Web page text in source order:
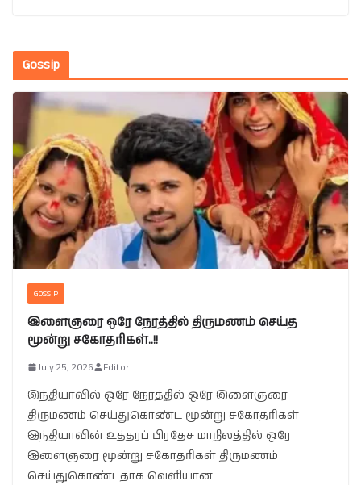
Gossip
GOSSIP
இளைஞரை ஒரே நேரத்தில் திருமணம் செய்த
மூன்று சகோதரிகள்..!!
July 25, 2026 Editor
இந்தியாவில் ஒரே நேரத்தில் ஒரே இளைஞரை
திருமணம் செய்துகொண்ட மூன்று சகோதரிகள்
இந்தியாவின் உத்தரப் பிரதேச மாநிலத்தில் ஒரே
இளைஞரை மூன்று சகோதரிகள் திருமணம்
செய்துகொண்டதாக வெளியான